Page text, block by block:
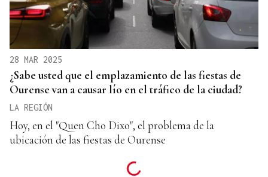
28 MAR 2025
¿Sabe usted que el emplazamiento de las fiestas de
Ourense van a causar lío en el tráfico de la ciudad?
LA REGIÓN
Hoy, en el "Quen Cho Dixo", el problema de la
ubicación de las fiestas de Ourense